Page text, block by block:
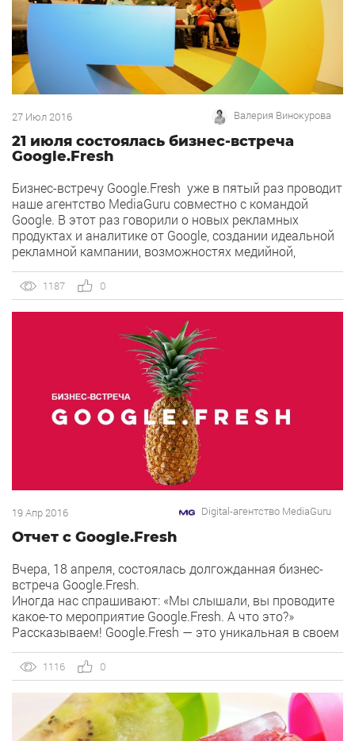
27 Июл 2016 Валерия Винокурова
21 июля состоялась бизнес-встреча
Google.Fresh
Бизнес-встречу Google.Fresh уже в пятый раз проводит
наше агентство MediaGuru совместно с командой
Google. В этот раз говорили о новых рекламных
продуктах и аналитике от Google, создании идеальной
рекламной кампании, возможностях медийной,
звонков и многом другом. Для слушателей, среди
которых были
1187 0
19 Апр 2016 Digital-агентство MediaGuru
Отчет с Google.Fresh
Вчера, 18 апреля, состоялась долгожданная бизнес-
встреча Google.Fresh.
Иногда нас спрашивают: «Мы слышали, вы проводите
какое-то мероприятие Google.Fresh. А что это?»
Рассказываем! Google.Fresh — это уникальная в своем
руководителей и собственников бизнеса. Формат
«бизнес-встреча» не обязывает нас
1116 0